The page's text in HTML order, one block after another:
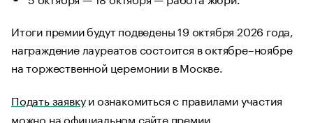
Итоги премии будут подведены 19 октября 2026 года,
награждение лауреатов состоится в октябре–ноябре
на торжественной церемонии в Москве.
Подать заявкуи ознакомиться с правилами участия
можно на официальном сайте премии.